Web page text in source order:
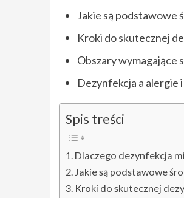
Jakie są podstawowe
Kroki do skutecznej
Obszary wymagające
Dezynfekcja a alergie
Spis treści
Dlaczego dezynfekcja
Jakie są podstawowe
Kroki do skutecznej